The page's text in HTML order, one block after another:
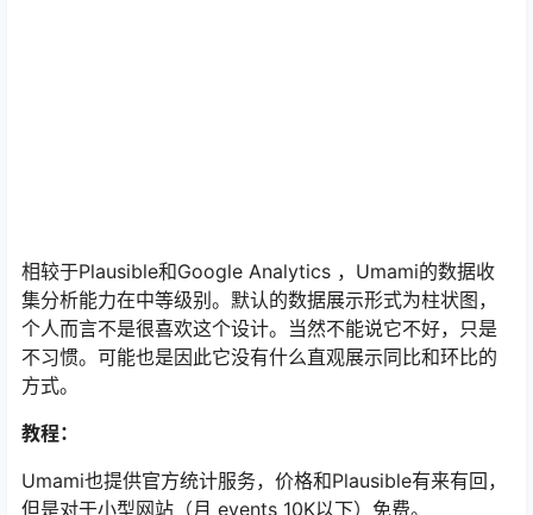
相较于Plausible和Google Analytics ，Umami的数据收
集分析能力在中等级别。默认的数据展示形式为柱状图，
个人而言不是很喜欢这个设计。当然不能说它不好，只是
不习惯。可能也是因此它没有什么直观展示同比和环比的
方式。
教程：
Umami也提供官方统计服务，价格和Plausible有来有回，
但是对于小型网站（月 events 10K以下）免费。